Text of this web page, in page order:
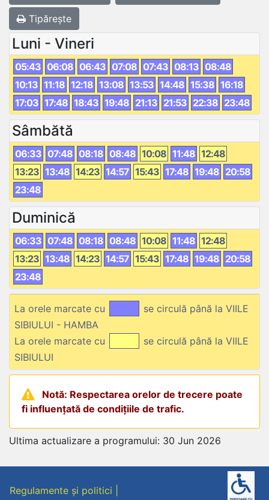
Tipărește
Luni - Vineri
05:43 06:08 06:43 07:08 07:43 08:13 08:48
10:13 11:18 12:18 13:08 13:53 14:48 15:38 16:18
17:03 17:48 18:43 19:48 21:13 21:53 22:38 23:48
Sâmbătă
06:33 07:48 08:18 08:48 10:08 11:48 12:48
13:23 13:48 14:23 14:57 15:43 17:48 19:48 20:58
23:48
Duminică
06:33 07:48 08:18 08:48 10:08 11:48 12:48
13:23 13:48 14:23 14:57 15:43 17:48 19:48 20:58
23:48
La orele marcate cu
se circulă până la VIILE
SIBIULUI - HAMBA
La orele marcate cu
se circulă până la VIILE
SIBIULUI
Notă: Respectarea orelor de trecere poate
fi influențată de condițiile de trafic.
Ultima actualizare a programului: 30 Jun 2026
Regulamente și politici